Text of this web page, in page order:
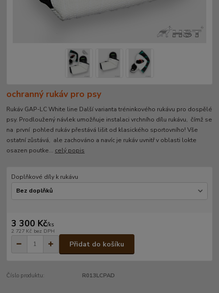
ochranný rukáv pro psy
Rukáv GAP-LC White line Další varianta tréninkového rukávu pro dospělé
psy. Prodloužený návlek umožňuje instalaci vrchního dílu rukávu, čímž se
na první pohled rukáv přestává lišit od klasického sportovního! Vše
ostatní zůstává, ale zachováno a navíc je rukáv uvnitř v oblasti lokte
osazen poutke... celý popis
Doplňkové díly k rukávu
3 300 Kč/ks
2 727 Kč bez DPH
Přidat do košíku
Číslo produktu: R013LCPAD